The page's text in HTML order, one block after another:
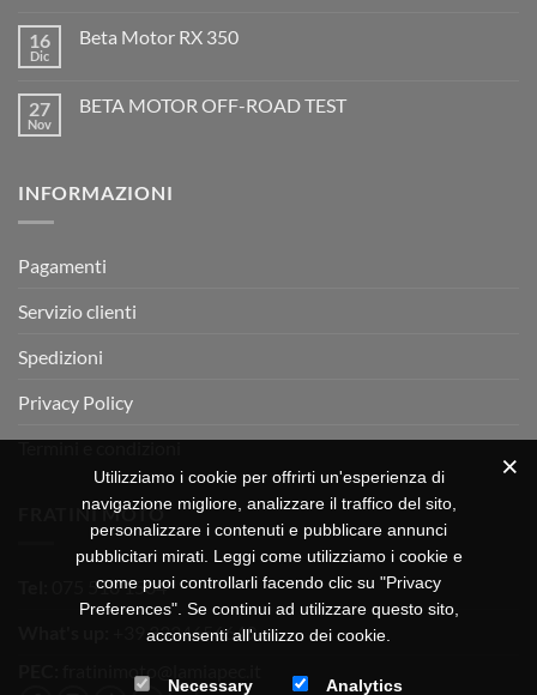
2026:
è
arrivata
su
Motocross
è
16
Dic
Beta Motor RX 350
Beta
27
Nov
BETA MOTOR OFF-ROAD TEST
MOTOR
INFORMAZIONI
Pagamenti
Servizio clienti
Spedizioni
Privacy Policy
Termini e condizioni
FRATINI MOTO
075 518 1504
+39 3334656649
Utilizziamo i cookie per offrirti un'esperienza di
navigazione migliore, analizzare il traffico del sito,
personalizzare i contenuti e pubblicare annunci
pubblicitari mirati. Leggi come utilizziamo i cookie e
come puoi controllarli facendo clic su "Privacy
Preferences". Se continui ad utilizzare questo sito,
acconsenti all'utilizzo dei cookie.
Necessary Analytics